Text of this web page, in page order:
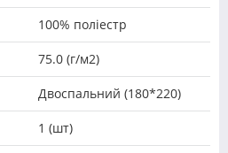
100% поліестр
75.0 (г/м2)
Двоспальний (180*220)
1 (шт)